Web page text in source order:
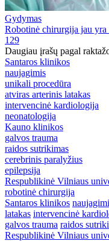
Gydymas
Robotinė chirurgija jau yra
129
Daugiau įrašų pagal
Santaros klinikos
naujagimis
unikali procedūra
atviras arterinis latakas
intervencinė kardiologija
neonatologija
Kauno klinikos
galvos trauma
raidos sutrikimas
cerebrinis paralyžius
epilepsija
Respublikinė Vilniaus
robotinė chirurgija
Santaros klinikos
latakas intervencinė
galvos trauma raidos
Respublikinė Vilniaus